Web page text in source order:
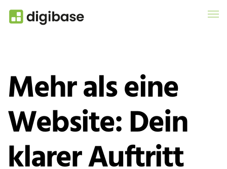
Mehr als eine
Website: Dein
klarer Auftritt